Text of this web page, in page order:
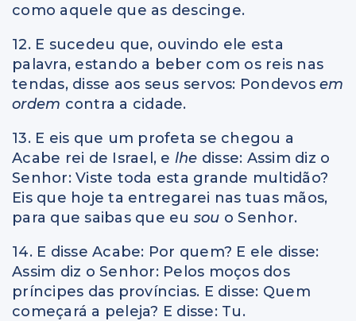
como aquele que as descinge.
12. E sucedeu que, ouvindo ele esta
palavra, estando a beber com os reis nas
tendas, disse aos seus servos: Pondevos em
ordem contra a cidade.
13. E eis que um profeta se chegou a
Acabe rei de Israel, e lhe disse: Assim diz o
Senhor: Viste toda esta grande multidão?
Eis que hoje ta entregarei nas tuas mãos,
para que saibas que eu sou o Senhor.
14. E disse Acabe: Por quem? E ele disse:
Assim diz o Senhor: Pelos moços dos
príncipes das províncias. E disse: Quem
começará a peleja? E disse: Tu.